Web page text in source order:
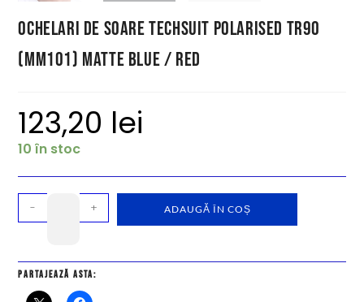
Ochelari de Soare Techsuit Polarised TR90
(MM101) Matte Blue / Red
123,20 lei
10 în stoc
- + ADAUGĂ ÎN COȘ
Partajează asta: